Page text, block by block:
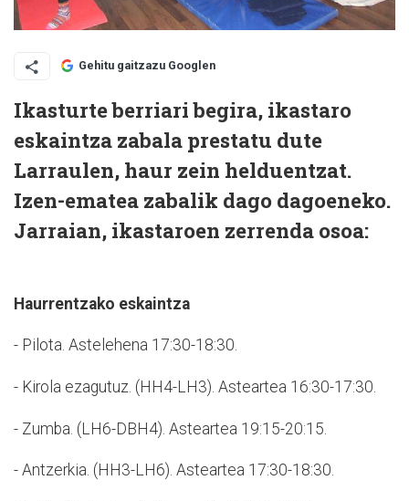
Gehitu gaitzazu Googlen
Ikasturte berriari begira, ikastaro
eskaintza zabala prestatu dute
Larraulen, haur zein helduentzat.
Izen-ematea zabalik dago dagoeneko.
Jarraian, ikastaroen zerrenda osoa:
Haurrentzako eskaintza
- Pilota. Astelehena 17:30-18:30.
- Kirola ezagutuz. (HH4-LH3). Asteartea 16:30-17:30.
- Zumba. (LH6-DBH4). Asteartea 19:15-20:15.
- Antzerkia. (HH3-LH6). Asteartea 17:30-18:30.